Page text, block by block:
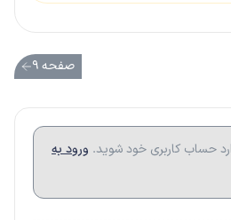
صفحه ۹
حساب کاربری خود شوید. ورود به